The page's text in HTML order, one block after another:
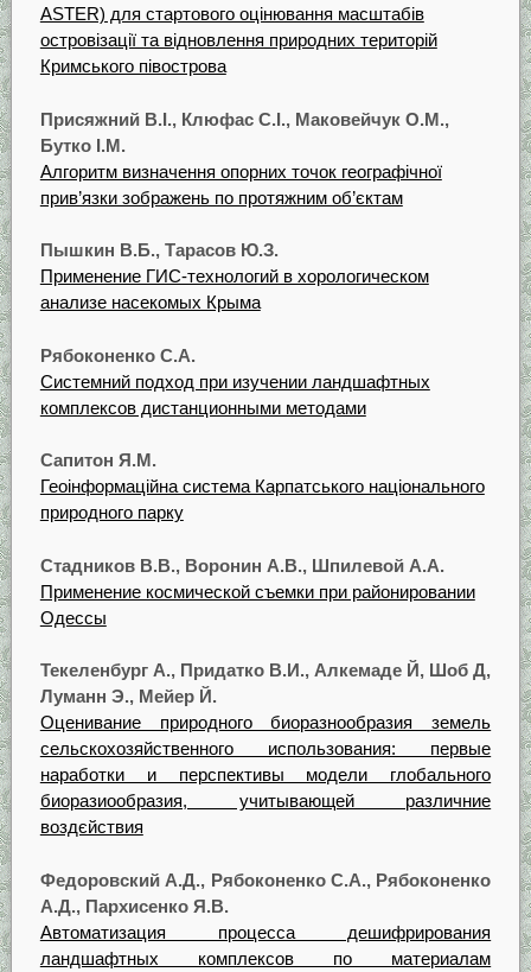
ASTER) для стартового оцінювання масштабів
островізації та відновлення природних територій
Кримського півострова
Присяжний В.І., Клюфас С.І., Маковейчук О.М.,
Бутко І.М.
Алгоритм визначення опорних точок географічної
прив’язки зображень по протяжним об’єктам
Пышкин В.Б., Тарасов Ю.З.
Применение ГИС-технологий в хорологическом
анализе насекомых Крыма
Рябоконенко С.А.
Системний подход при изучении ландшафтных
комплексов дистанционными методами
Сапитон Я.М.
Геоінформаційна система Карпатського національного
природного парку
Стадников В.В., Воронин А.В., Шпилевой А.А.
Применение космической съемки при районировании
Одессы
Текеленбург А., Придатко В.И., Алкемаде Й, Шоб Д,
Луманн Э., Мейер Й.
Оценивание природного биоразнообразия земель
сельскохозяйственного использования: первые
наработки и перспективы модели глобального
биоразиообразия, учитывающей различние
воздєйствия
Федоровский А.Д., Рябоконенко С.А., Рябоконенко
А.Д., Пархисенко Я.В.
Автоматизация процесса дешифрирования
ландшафтных комплексов по материалам